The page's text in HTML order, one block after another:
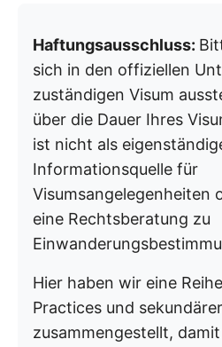
Haftungsausschluss:
sich in den offiziellen
zuständigen Visum
über die Dauer Ihres
ist nicht als
Informationsquelle für
Visumsangelegenheiten
eine Rechtsberatung zu
Hier haben wir eine
Practices und
zusammengestellt,